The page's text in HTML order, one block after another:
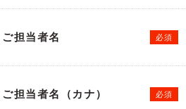
ご担当者名 必須
ご担当者名（カナ） 必須